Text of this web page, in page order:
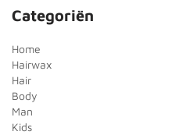
Categoriën
Home
Hairwax
Hair
Body
Man
Kids